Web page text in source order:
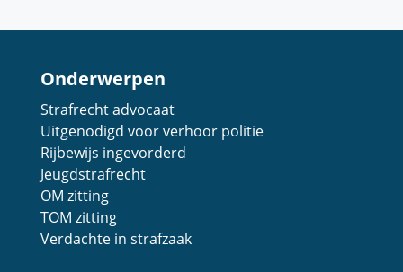
Onderwerpen
Strafrecht advocaat
Uitgenodigd voor verhoor politie
Rijbewijs ingevorderd
Jeugdstrafrecht
OM zitting
TOM zitting
Verdachte in strafzaak